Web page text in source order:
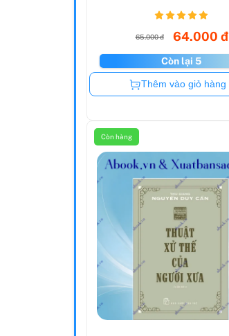
65.000 đ 64.000 đ
Còn lại 5
Còn hàng
Thêm vào giỏ hàng
Còn hàng